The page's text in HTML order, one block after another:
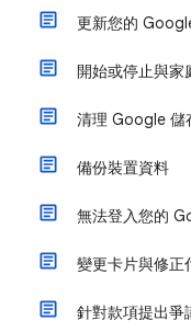
更新您的
開始或停止與家
清理 Google 儲
備份裝置資料
無法登入您的
變更卡片與修正
針對款項提出爭